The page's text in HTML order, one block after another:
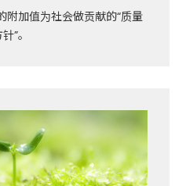
附加值为社会做贡献的“质量
”。